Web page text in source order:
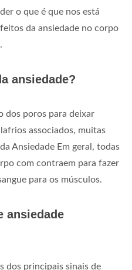
o que é que nos está
da ansiedade no corpo
ansiedade?
dos poros para deixar
associados, muitas
Ansiedade Em geral, todas
com contraem para fazer
para os músculos.
ansiedade
dos principais sinais de